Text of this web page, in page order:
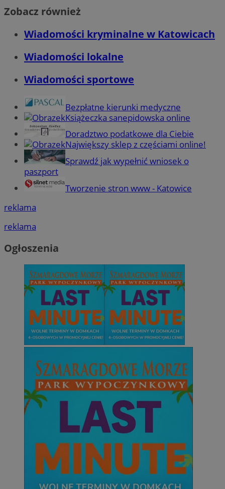
Zobacz również
Wiadomości kryminalne w Katowicach
Wiadomości lokalne
Wiadomości sportowe
Bezpłatne kierunki medyczne
Książeczka sanepidowska online
Doradztwo podatkowe dla Ciebie
Największy sklep z częściami online!
Sprawdź jak wypełnić wniosek o
paszport
Tworzenie stron www - Katowice
reklama
reklama
Ogłoszenia